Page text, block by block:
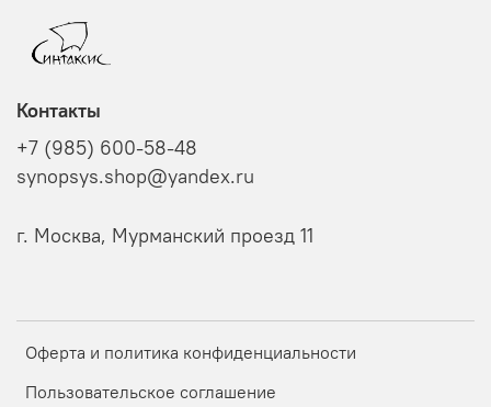
Оферта и политика конфиденциальности
Пользовательское соглашение
Контакты
+7 (985) 600-58-48
synopsys.shop@yandex.ru
г. Москва, Мурманский проезд 11